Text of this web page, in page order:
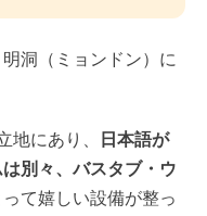
洞（ミョンドン）に
地にあり、
日本語が
別々、バスタブ・ウ
て嬉しい設備が整っ